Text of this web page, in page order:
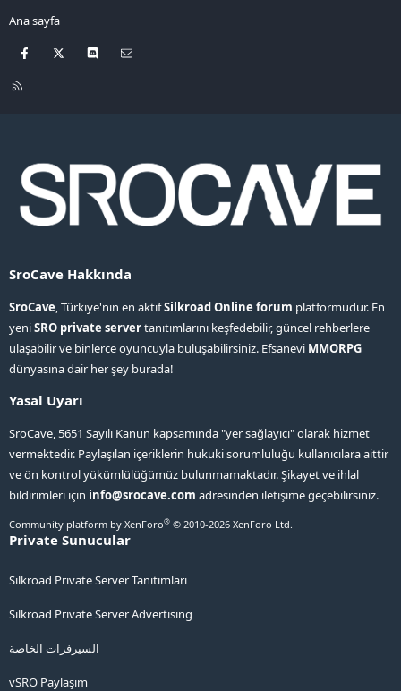
Ana sayfa
Facebook Discord
R
SroCave Hakkında
SroCave, Türkiye'nin en aktifSilkroad Online forum platformudur. En
yeniSRO private servertanıtımlarını keşfedebilir, güncel rehberlere
ulaşabilir ve binlerce oyuncuyla buluşabilirsiniz. Efsanevi MMORPG
dünyasına dair her şey burada!
Yasal Uyarı
SroCave, 5651 Sayılı Kanun kapsamında "yer sağlayıcı" olarak hizmet
vermektedir. Paylaşılan içeriklerin hukuki sorumluluğu kullanıcılara aittir
ve ön kontrol yükümlülüğümüz bulunmamaktadır. Şikayet ve ihlal
bildirimleri için info@srocave.com adresinden iletişime geçebilirsiniz.
Community platform by XenForo® © 2010-2026 XenForo Ltd.
Private Sunucular
Silkroad Private Server Tanıtımları
Silkroad Private Server Advertising
السيرفرات الخاصة
vSRO Paylaşım